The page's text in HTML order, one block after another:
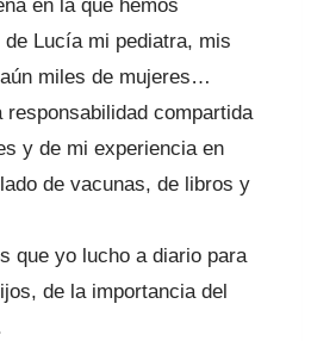
en la que hemos
Lucía mi pediatra, mis
miles de mujeres…
responsabilidad compartida
y de mi experiencia en
de vacunas, de libros y
que yo lucho a diario para
de la importancia del